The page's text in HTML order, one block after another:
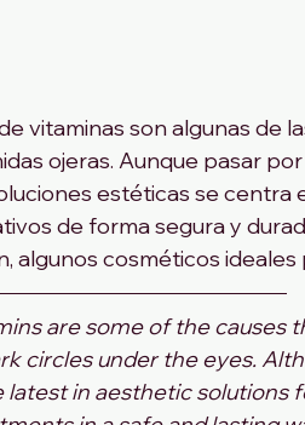
vitaminas son algunas de
ojeras. Aunque pasar
estéticas se centra
de forma segura y
algunos cosméticos ideales
are some of the causes
circles under the eyes.
in aesthetic solutions